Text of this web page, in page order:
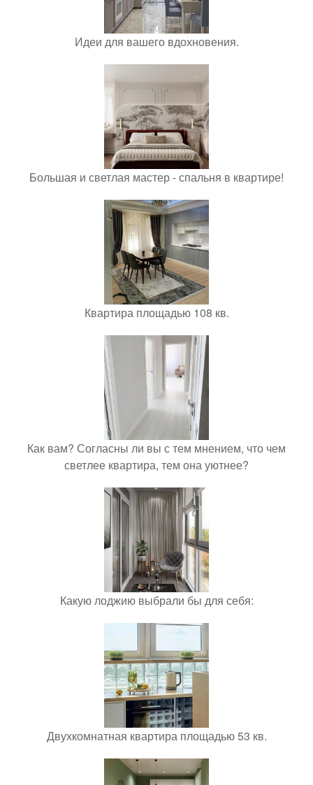
Идеи для вашего вдохновения.
Большая и светлая мастер - спальня в квартире!
Квартира площадью 108 кв.
Как вам? Согласны ли вы с тем мнением, что чем
светлее квартира, тем она уютнее?
Какую лоджию выбрали бы для себя:
Двухкомнатная квартира площадью 53 кв.